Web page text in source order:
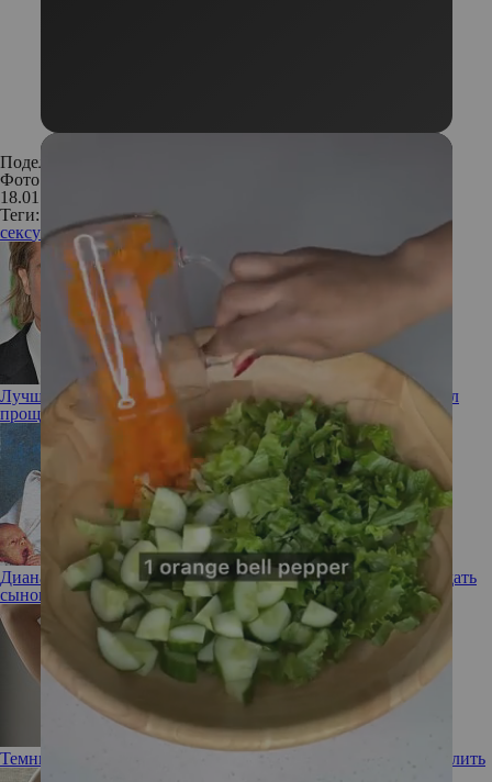
Поделиться:
Фото: Кадр из фильма «Опасная встреча»
18.01.2018
Теги:
сексученыеисследование
Лучший друг – виноватый бывший: как Брэд Питт заслужил
прощение Дженнифер Энистон, несмотря на новый роман
Диана была против: какие «вековые» имена Карл III хотел дать
сыновьям Уильяму и Гарри
Темные впадины: почему подмышки черные и как их осветлить